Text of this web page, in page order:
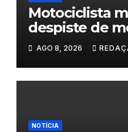
Motociclista
despiste de
AGO 8, 2026
NOTÍCIA